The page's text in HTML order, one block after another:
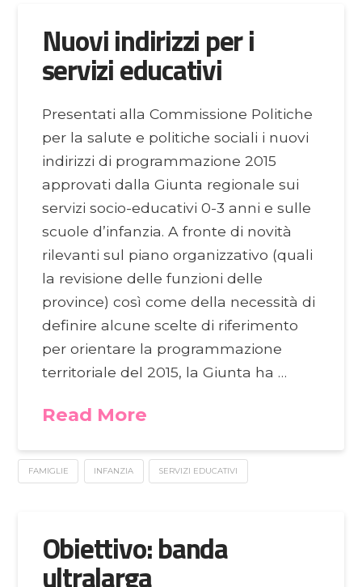
Nuovi indirizzi per i
servizi educativi
Presentati alla Commissione Politiche
per la salute e politiche sociali i nuovi
indirizzi di programmazione 2015
approvati dalla Giunta regionale sui
servizi socio-educativi 0-3 anni e sulle
scuole d’infanzia. A fronte di novità
rilevanti sul piano organizzativo (quali
la revisione delle funzioni delle
province) così come della necessità di
definire alcune scelte di riferimento
per orientare la programmazione
territoriale del 2015, la Giunta ha …
Read More
FAMIGLIE INFANZIA SERVIZI EDUCATIVI
Obiettivo: banda
ultralarga